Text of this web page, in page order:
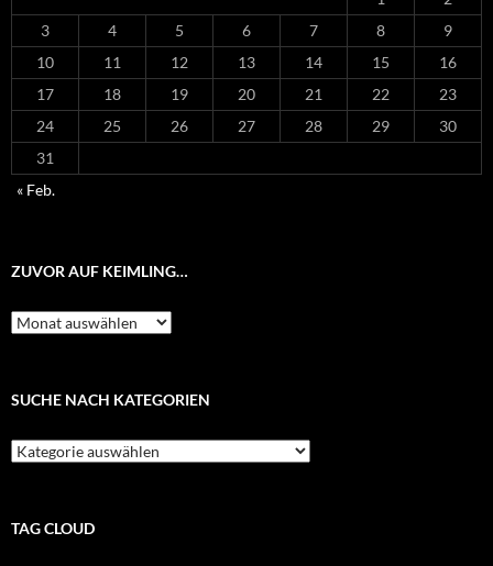
3
4 5 6 7 8
9
10
11 12 13 14 15
16
17
18 19 20 21 22
23
24
25 26 27 28 29
30
31
« Feb.
ZUVOR AUF KEIMLING…
Zuvor
auf
SUCHE NACH KATEGORIEN
Suche
nach
TAG CLOUD